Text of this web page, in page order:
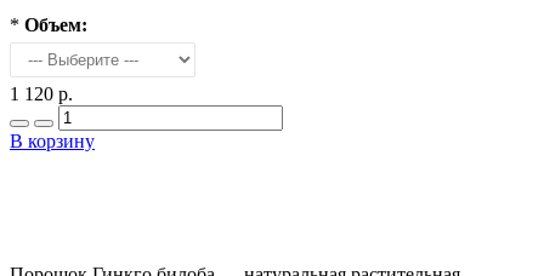
* Объем:
1 120 р.
В корзину